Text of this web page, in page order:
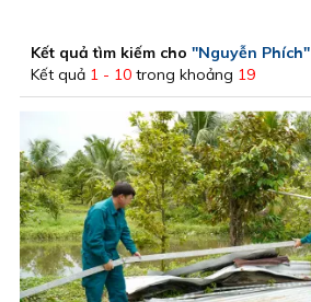
Kết quả tìm kiếm cho "Nguyễn Phích"
Kết quả 1 - 10 trong khoảng 19